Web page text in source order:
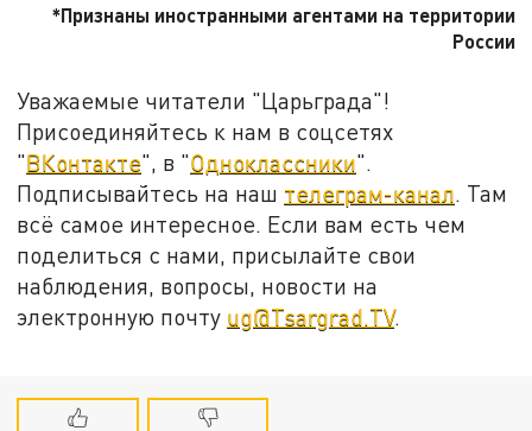
*Признаны иностранными агентами на территории
России
Уважаемые читатели "Царьграда"!
Присоединяйтесь к нам в соцсетях
"ВКонтакте", в "Одноклассники".
Подписывайтесь на наш телеграм-канал. Там
всё самое интересное. Если вам есть чем
поделиться с нами, присылайте свои
наблюдения, вопросы, новости на
электронную почту ug@Tsargrad.TV.